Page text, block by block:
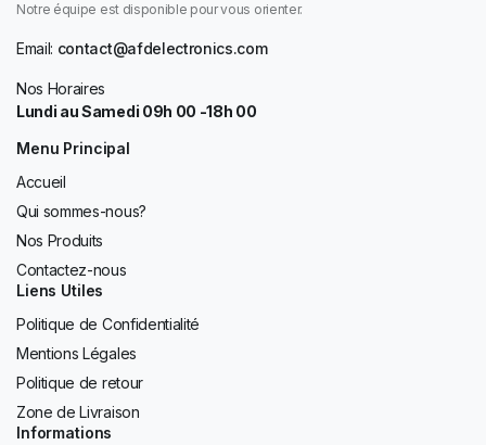
Notre équipe est disponible pour vous orienter.
Email: contact@afdelectronics.com
Nos Horaires
Lundi au Samedi 09h 00 -18h 00
Menu Principal
Accueil
Qui sommes-nous?
Nos Produits
Contactez-nous
Liens Utiles
Politique de Confidentialité
Mentions Légales
Politique de retour
Zone de Livraison
Informations